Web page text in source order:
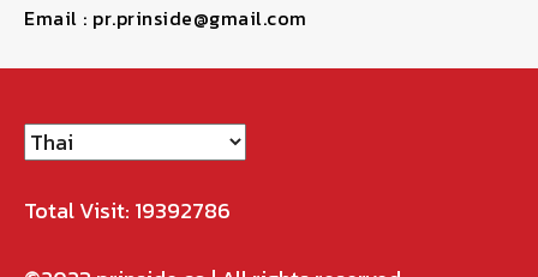
Email : pr.prinside@gmail.com
Total Visit: 19392786